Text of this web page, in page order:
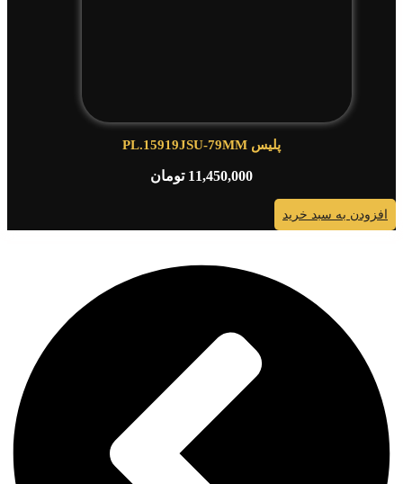
پلیس PL.15919JSU-79MM
11,450,000 تومان
افزودن به سبد خرید